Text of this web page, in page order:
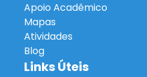
Apoio Acadêmico
Mapas
Atividades
Blog
Links Úteis